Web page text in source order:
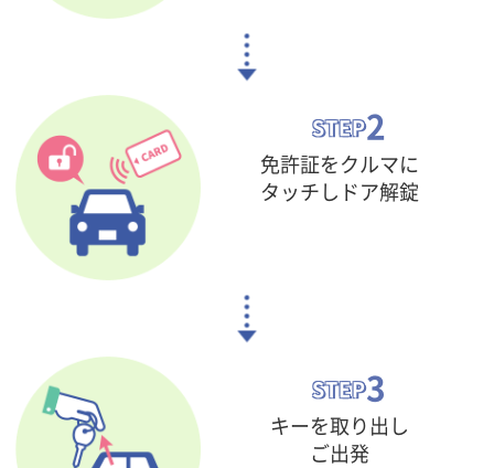
STEP2
免許証をクルマに
タッチし ドア解錠
STEP3
キーを取り出し
ご出発